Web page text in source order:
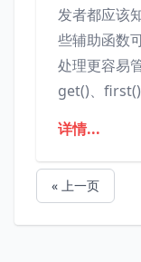
发者都应该
些辅助函数
处理更容易
get()、
详情...
« 上一页